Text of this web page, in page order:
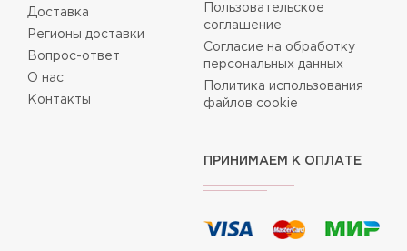
Доставка
Регионы доставки
Вопрос-ответ
О нас
Контакты
Пользовательское
соглашение
Согласие на обработку
персональных данных
Политика использования
файлов cookie
ПРИНИМАЕМ К ОПЛАТЕ